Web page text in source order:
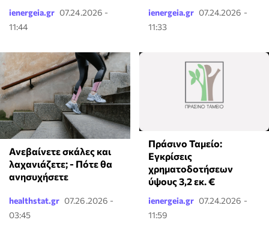
ienergeia.gr 07.24.2026 -
11:44
ienergeia.gr 07.24.2026 -
11:33
Ανεβαίνετε σκάλες και
λαχανιάζετε; - Πότε θα
ανησυχήσετε
healthstat.gr 07.26.2026 -
03:45
Πράσινο Ταμείο:
Εγκρίσεις
χρηματοδοτήσεων
ύψους 3,2 εκ. €
ienergeia.gr 07.24.2026 -
11:59